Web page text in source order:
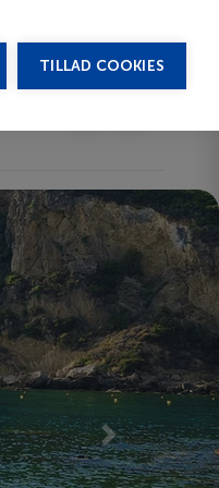
TILLAD COOKIES
Next